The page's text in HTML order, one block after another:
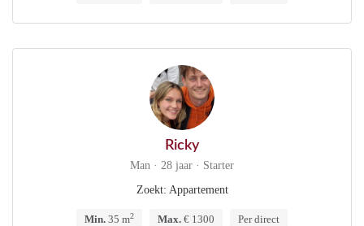
Ricky
Man · 28 jaar · Starter
Zoekt: Appartement
Min. 35 m2 Max. € 1300 Per direct